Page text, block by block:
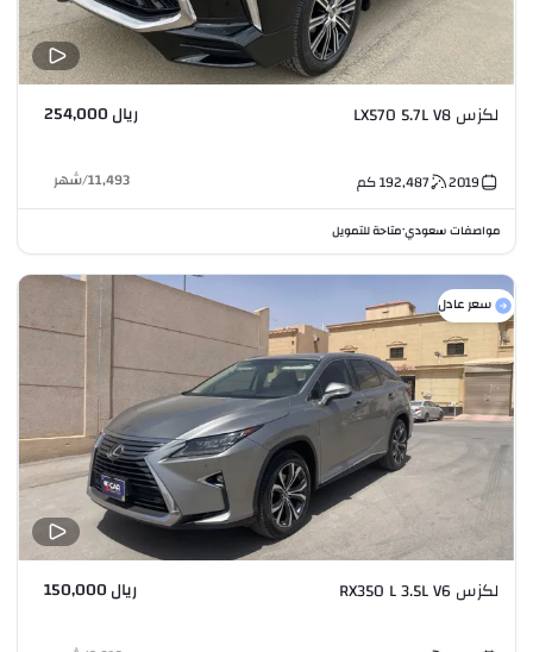
لكزس LX570 5.7L V8 ريال 254,000
2019
192,487كم 11,493
/شهر
مواصفات سعودي•متاحة للتمويل
سعر عادل
لكزس RX350 L 3.5L V6 ريال 150,000